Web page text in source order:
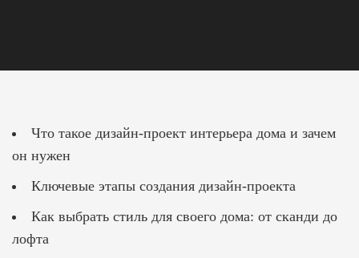
Что такое дизайн-проект интерьера дома и зачем
он нужен
Ключевые этапы создания дизайн-проекта
Как выбрать стиль для своего дома: от сканди до
лофта